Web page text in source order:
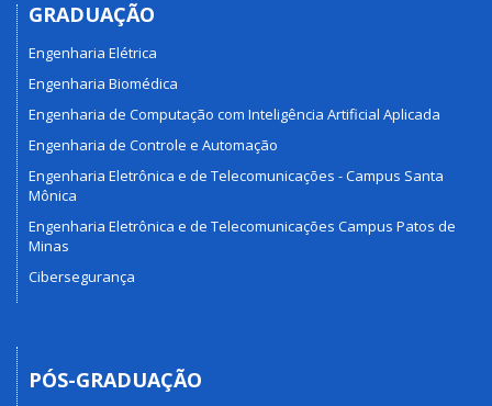
GRADUAÇÃO
Engenharia Elétrica
Engenharia Biomédica
Engenharia de Computação com Inteligência Artificial Aplicada
Engenharia de Controle e Automação
Engenharia Eletrônica e de Telecomunicações - Campus Santa
Mônica
Engenharia Eletrônica e de Telecomunicações Campus Patos de
Minas
Cibersegurança
PÓS-GRADUAÇÃO